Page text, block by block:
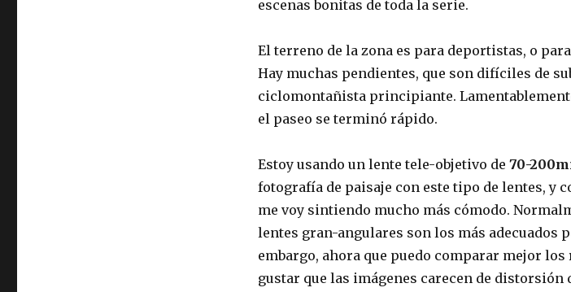
escenas bonitas de toda la serie.
El terreno de la zona es para deportistas, o
Hay muchas pendientes, que son difíciles de
ciclomontañista principiante.
el paseo se terminó rápido.
Estoy usando un lente tele-objetivo de 70-
fotografía de paisaje con este tipo de lentes, y
me voy sintiendo mucho más cómodo.
lentes gran-angulares son los más adecuados
embargo, ahora que puedo comparar mejor
gustar que las imágenes carecen de distorsión